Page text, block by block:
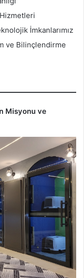
İmkanlarımız
ve Bilinçlendirme
Misyonu ve